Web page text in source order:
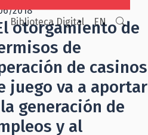
Biblioteca Digital EN
2018
otorgamiento de
de
de casinos
juego va a aportar
generación de
y al